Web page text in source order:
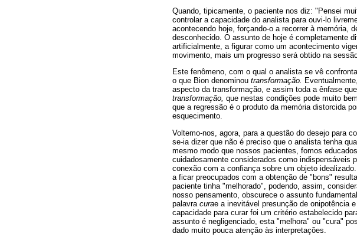
Quando, tipicamente, o paciente nos diz: "Pensei
controlar a capacidade do analista para ouvi-lo
acontecendo hoje, forçando-o a recorrer à memória,
desconhecido. O assunto de hoje é completamente
artificialmente, a figurar como um acontecimento
movimento, mais um progresso será obtido na
Este fenômeno, com o qual o analista se vê
o que Bion denominou transformação.
aspecto da transformação, e assim toda a ênfase
transformação, que nestas condições pode muito
que a regressão é o produto da memória distorcida
esquecimento.
Voltemo-nos, agora, para a questão do desejo para
se-ia dizer que não é preciso que o analista tenha
mesmo modo que nossos pacientes, fomos
cuidadosamente considerados como indispensáveis
conexão com a confiança sobre um objeto
a ficar preocupados com a obtenção de "bons"
paciente tinha "melhorado", podendo, assim,
nosso pensamento, obscurece o assunto
palavra curae a inevitável presunção de onipotência
capacidade para curar foi um critério estabelecido
assunto é negligenciado, esta "melhora" ou "cura"
dado muito pouca atenção às interpretações.